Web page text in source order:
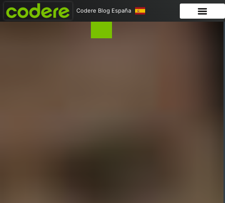
Codere Blog España